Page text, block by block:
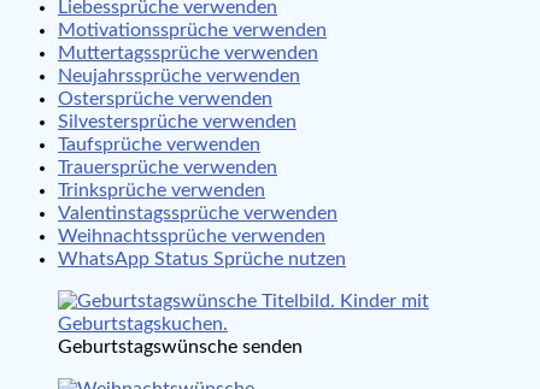
Liebessprüche verwenden
Motivationssprüche verwenden
Muttertagssprüche verwenden
Neujahrssprüche verwenden
Ostersprüche verwenden
Silvestersprüche verwenden
Taufsprüche verwenden
Trauersprüche verwenden
Trinksprüche verwenden
Valentinstagssprüche verwenden
Weihnachtssprüche verwenden
WhatsApp Status Sprüche nutzen
Geburtstagswünsche senden